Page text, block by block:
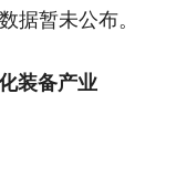
据暂未公布。
装备产业